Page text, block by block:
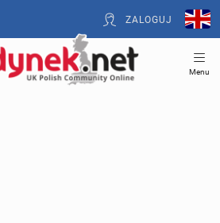
ZALOGUJ
Menu